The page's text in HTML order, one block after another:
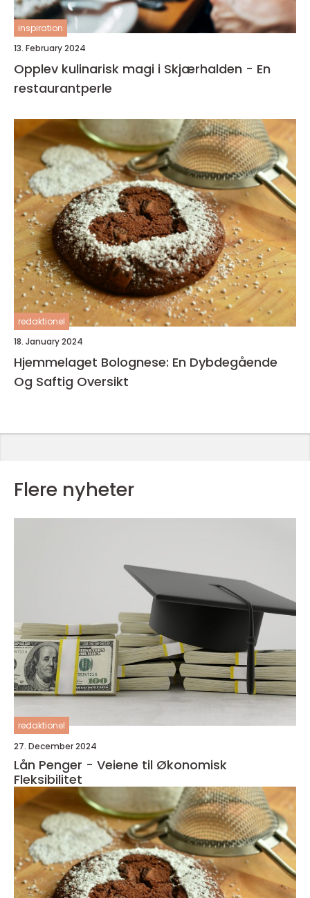
inspiration
13. February 2024
Opplev kulinarisk magi i Skjærhalden - En
restaurantperle
redaktionel
18. January 2024
Hjemmelaget Bolognese: En Dybdegående
Og Saftig Oversikt
Flere nyheter
redaktionel
27. December 2024
Lån Penger - Veiene til Økonomisk
Fleksibilitet